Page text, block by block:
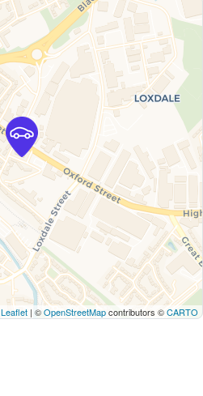
Leaflet | ©OpenStreetMapcontributors ©CARTO